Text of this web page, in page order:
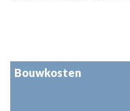
Bouwkosten